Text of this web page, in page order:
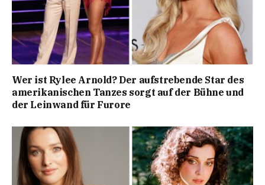
Wer ist Rylee Arnold? Der aufstrebende Star des
amerikanischen Tanzes sorgt auf der Bühne und
der Leinwand für Furore